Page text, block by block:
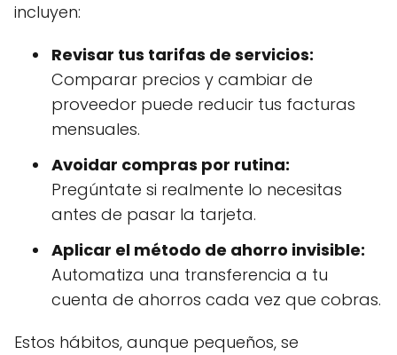
incluyen:
Revisar tus tarifas de servicios:
Comparar precios y cambiar de
proveedor puede reducir tus facturas
mensuales.
Avoidar compras por rutina:
Pregúntate si realmente lo necesitas
antes de pasar la tarjeta.
Aplicar el método de ahorro invisible:
Automatiza una transferencia a tu
cuenta de ahorros cada vez que cobras.
Estos hábitos, aunque pequeños, se